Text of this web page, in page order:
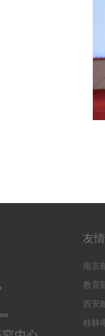
友
南京
教育
西安
桂林